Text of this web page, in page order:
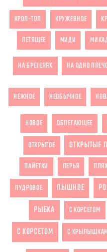
КРОП-ТОП КРУЖЕВНОЕ
ЛЕТЯЩЕЕ МИДИ
НА БРЕТЕЛЯХ НА ОДНО
НЕЖНОЕ НЕОБЫЧНОЕ
НОВОЕ ОБЛЕГАЮЩЕЕ
ОТКРЫТОЕ ОТКРЫТЫЕ
ПАЙЕТКИ ПЕРЬЯ
ПУДРОВОЕ ПЫШНОЕ
РЫБКА С КОРСЕТОМ
С КОРСЕТОМ С